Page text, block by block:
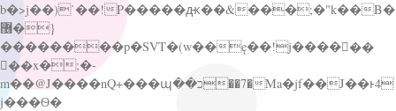
b�>j��)΄��!P�����ԫ��&���;�"k��B�
޶�}
��������p�SVT�(w��ę��!j������
��x�;�-
m��@J����nQ+���պ��כ��7�Ma�jf��J��ͱ4
j���Ѳ�